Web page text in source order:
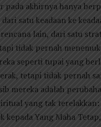
pada akhirnya hanya
satu keadaan ke
lain, dari satu
tidak pernah
seperti tupai yang
tetapi tidak pernah
mereka adalah
yang tak terelakkan:
kepada Yang Maha